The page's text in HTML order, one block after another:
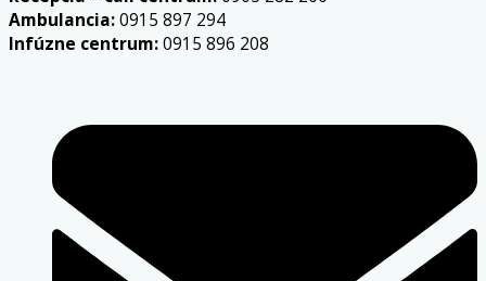
Ambulancia:0915 897 294
Infúzne centrum:0915 896 208